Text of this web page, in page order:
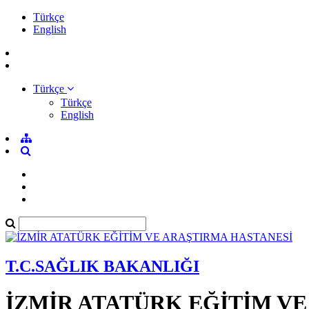
Türkçe
English
Türkçe
Türkçe
English
T.C.SAĞLIK BAKANLIĞI
İZMİR ATATÜRK EĞİTİM